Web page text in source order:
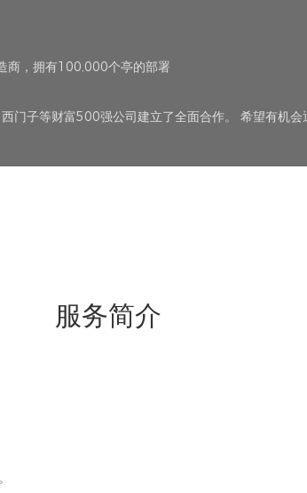
商，拥有100,000个亭的部署
门子等财富500强公司建立了全面合作。 希望有机会
服务简介